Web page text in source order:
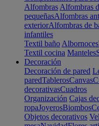
Alfombras Alfombras
pequeñasAlfombras
exteriorAlfombras de
infantiles
Textil baño Albornoces
Textil cocina Manteles
Decoración
Decoración de pared
paredTablerosCanvas
decorativasCuadros
Organización Cajas
ropaJoyerosBiombos
Objetos decorativos